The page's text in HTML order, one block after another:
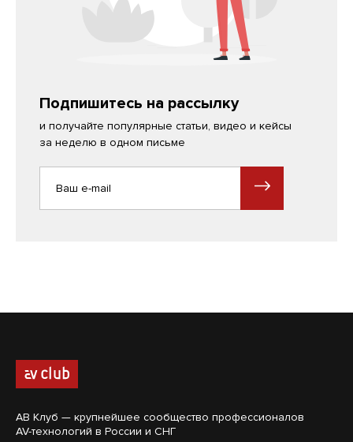
Подпишитесь на рассылку
и получайте популярные статьи, видео и кейсы
за неделю в одном письме
АВ Клуб — крупнейшее сообщество профессионалов
AV-технологий в России и СНГ